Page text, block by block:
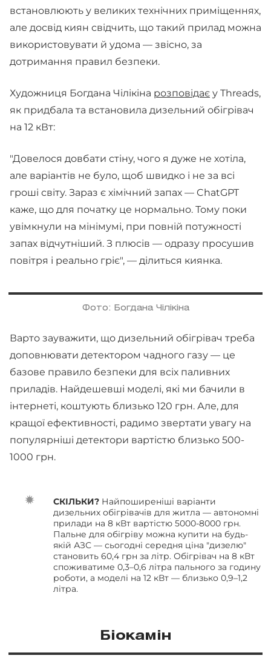
встановлюють у великих технічних приміщеннях,
але досвід киян свідчить, що такий прилад можна
використовувати й удома — звісно, за
дотримання правил безпеки.
Художниця Богдана Чілікіна розповідає у Threads,
як придбала та встановила дизельний обігрівач
на 12 кВт:
"Довелося довбати стіну, чого я дуже не хотіла,
але варіантів не було, щоб швидко і не за всі
гроші світу. Зараз є хімічний запах — ChatGPT
каже, що для початку це нормально. Тому поки
увімкнули на мінімумі, при повній потужності
запах відчутніший. З плюсів — одразу просушив
повітря і реально гріє", — ділиться киянка.
Фото: Богдана Чілікіна
Варто зауважити, що дизельний обігрівач треба
доповнювати детектором чадного газу — це
базове правило безпеки для всіх паливних
приладів. Найдешевші моделі, які ми бачили в
інтернеті, коштують близько 120 грн. Але, для
кращої ефективності, радимо звертати увагу на
популярніші детектори вартістю близько 500-
1000 грн.
СКІЛЬКИ? Найпоширеніші варіанти
дизельних обігрівачів для житла — автономні
прилади на 8 кВт вартістю 5000-8000 грн.
Пальне для обігріву можна купити на будь-
якій АЗС — сьогодні середня ціна "дизелю"
становить 60,4 грн за літр. Обігрівач на 8 кВт
споживатиме 0,3–0,6 літра пального за годину
роботи, а моделі на 12 кВт — близько 0,9–1,2
літра.
Біокамін